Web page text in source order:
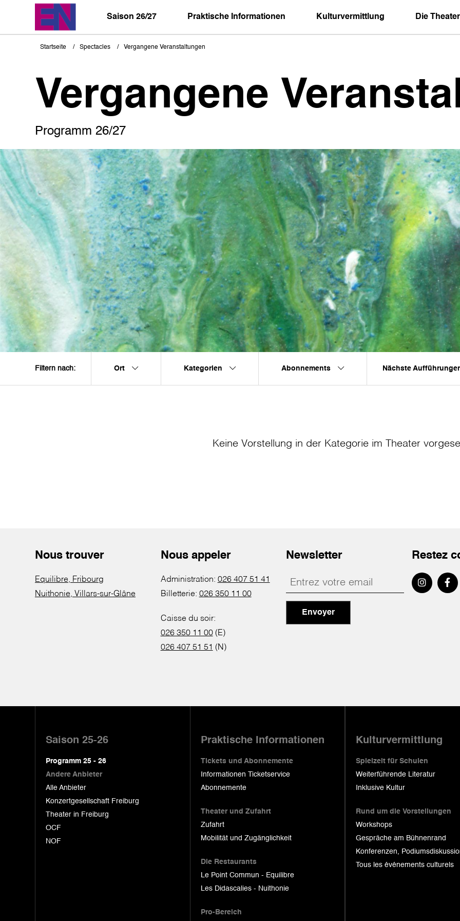
Saison 26/27 Praktische Informationen Kulturvermittlung Die Theater
Pfadnavigation
Startseite Spectacles Vergangene Veranstaltungen
Vergangene
Programm 26/27
Filtern nach: Ort Kategorien Abonnements Nächste
Keine Vorstellung in der Kategorie im Theater
Nous trouver
Equilibre, Fribourg
Nuithonie, Villars-sur-Glâne
Nous appeler
Administration: 026 407 51 41
Billetterie: 026 350 11 00
Caisse du soir:
026 350 11 00(E)
026 407 51 51 (N)
Newsletter
Envoyer
Restez
Saison 25-26
Programm 25 - 26
Andere Anbieter
Alle Anbieter
Konzertgesellschaft Freiburg
Theater in Freiburg
OCF
NOF
Praktische Informationen
Tickets und Abonnemente
Informationen Ticketservice
Abonnemente
Theater und Zufahrt
Zufahrt
Mobilität und Zugänglichkeit
Die Restaurants
Le Point Commun - Equilibre
Les Didascalies - Nuithonie
Pro-Bereich
Kulturvermittlung
Spielzeit für Schulen
Weiterführende Literatur
Inklusive Kultur
Rund um die Vorstellungen
Workshops
Gespräche am Bühnenrand
Konferenzen,
Tous les événements culturels